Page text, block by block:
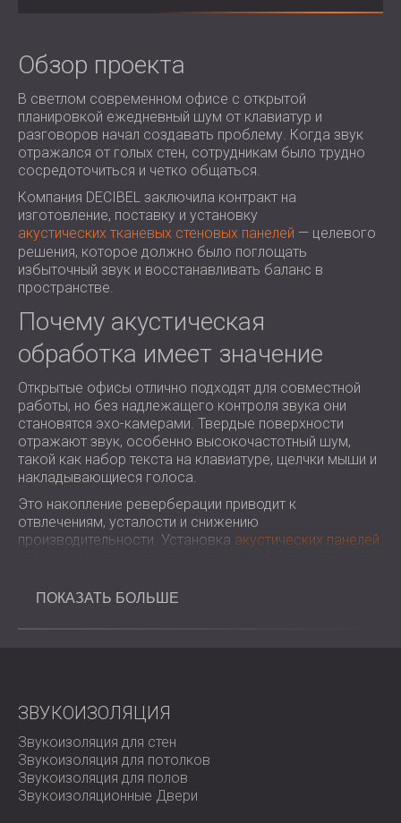
ЗВУКОИЗОЛЯЦИЯ И АКУСТИКА ДЛЯ
ЗВУКОИЗОЛЯЦИЯ И АКУСТИЧЕСКИЕ
РЕШЕНИЯ ДЛЯ ТОРГОВЫХ
ПОМЕЩЕНИЙ
ЗВУКОИЗОЛЯЦИЯ И АКУСТИКА ДЛЯ
ОБРАЗОВАТЕЛЬНЫХ УЧРЕЖДЕНИЙ
SOUND INSULATION AND ACOUSTICS
FOR HEALTH CARE FACILITIES
ЗВУКОИЗОЛЯЦИОННЫЕ И
АКУСТИЧЕСКИЕ РЕШЕНИЯ ДЛЯ
АУДИОЛОГИЧЕСКОЙ ОТРАСЛИ
ЗВУКОИЗОЛЯЦИОННЫЕ И
АКУСТИЧЕСКИЕ РЕШЕНИЯ ДЛЯ
ЦЕНТРОВ ОБРАБОТКИ ДАННЫХ
ROMÂNIA (RO)
FINLAND (FI)
USA (US)
SOUTH AFRICA (ZA)
Обзор проекта
В светлом современном офисе с открытой
планировкой ежедневный шум от клавиатур и
разговоров начал создавать проблему. Когда звук
отражался от голых стен, сотрудникам было трудно
сосредоточиться и четко общаться.
Компания DECIBEL заключила контракт на
изготовление, поставку и установку
акустических тканевых стеновых панелей — целевого
решения, которое должно было поглощать
избыточный звук и восстанавливать баланс в
пространстве.
Почему акустическая
обработка имеет значение
Открытые офисы отлично подходят для совместной
работы, но без надлежащего контроля звука они
становятся эхо-камерами. Твердые поверхности
отражают звук, особенно высокочастотный шум,
такой как набор текста на клавиатуре, щелчки мыши и
накладывающиеся голоса.
Это накопление реверберации приводит к
отвлечениям, усталости и снижению
производительности. Установка акустических панелей
Испытание
акустическую среду.
Объем работ
Изготовление на заказ акустических текстильных
стеновых панелей
ПОКАЗАТЬ БОЛЬШЕ
ЗВУКОИЗОЛЯЦИЯ
Звукоизоляция для стен
Звукоизоляция для потолков
Звукоизоляция для полов
Звукоизоляционные Двери